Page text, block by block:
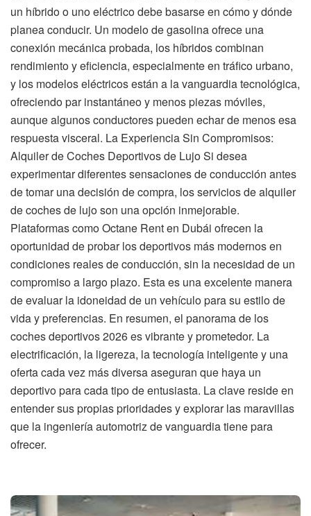
un híbrido o uno eléctrico debe basarse en cómo y dónde
planea conducir. Un modelo de gasolina ofrece una
conexión mecánica probada, los híbridos combinan
rendimiento y eficiencia, especialmente en tráfico urbano,
y los modelos eléctricos están a la vanguardia tecnológica,
ofreciendo par instantáneo y menos piezas móviles,
aunque algunos conductores pueden echar de menos esa
respuesta visceral. La Experiencia Sin Compromisos:
Alquiler de Coches Deportivos de Lujo Si desea
experimentar diferentes sensaciones de conducción antes
de tomar una decisión de compra, los servicios de alquiler
de coches de lujo son una opción inmejorable.
Plataformas como Octane Rent en Dubái ofrecen la
oportunidad de probar los deportivos más modernos en
condiciones reales de conducción, sin la necesidad de un
compromiso a largo plazo. Esta es una excelente manera
de evaluar la idoneidad de un vehículo para su estilo de
vida y preferencias. En resumen, el panorama de los
coches deportivos 2026 es vibrante y prometedor. La
electrificación, la ligereza, la tecnología inteligente y una
oferta cada vez más diversa aseguran que haya un
deportivo para cada tipo de entusiasta. La clave reside en
entender sus propias prioridades y explorar las maravillas
que la ingeniería automotriz de vanguardia tiene para
ofrecer.